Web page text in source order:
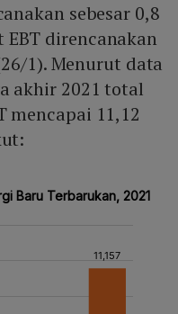
sebesar 0,8
EBT direncanakan
1). Menurut data
akhir 2021 total
mencapai 11,12